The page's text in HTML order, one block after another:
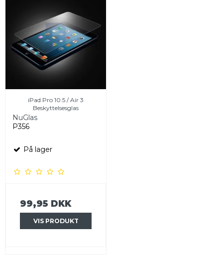
iPad Pro 10.5 / Air 3
Beskyttelsesglas
NuGlas
P356
På lager
99,95 DKK
VIS PRODUKT